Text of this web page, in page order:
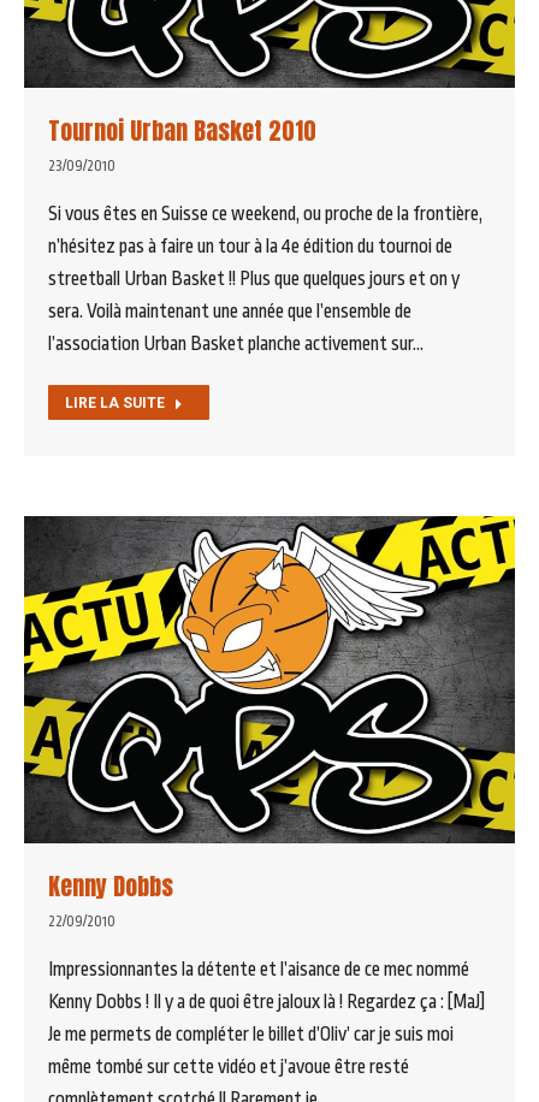
Tournoi Urban Basket 2010
23/09/2010
Si vous êtes en Suisse ce weekend, ou proche de la frontière,
n’hésitez pas à faire un tour à la 4e édition du tournoi de
streetball Urban Basket !! Plus que quelques jours et on y
sera. Voilà maintenant une année que l’ensemble de
l’association Urban Basket planche activement sur…
LIRE LA SUITE
Kenny Dobbs
22/09/2010
Impressionnantes la détente et l’aisance de ce mec nommé
Kenny Dobbs ! Il y a de quoi être jaloux là ! Regardez ça : [MaJ]
Je me permets de compléter le billet d’Oliv’ car je suis moi
même tombé sur cette vidéo et j’avoue être resté